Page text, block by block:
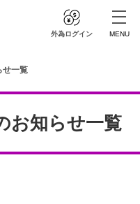
外為ログイン MENU
せ一覧
お知らせ一覧